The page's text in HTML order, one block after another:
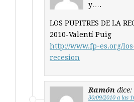
y….
LOS PUPITRES DE LA
2010-Valentí Puig
http://www.fp-es.org/
recesion
Ramón dice:
30/09/2010 a las